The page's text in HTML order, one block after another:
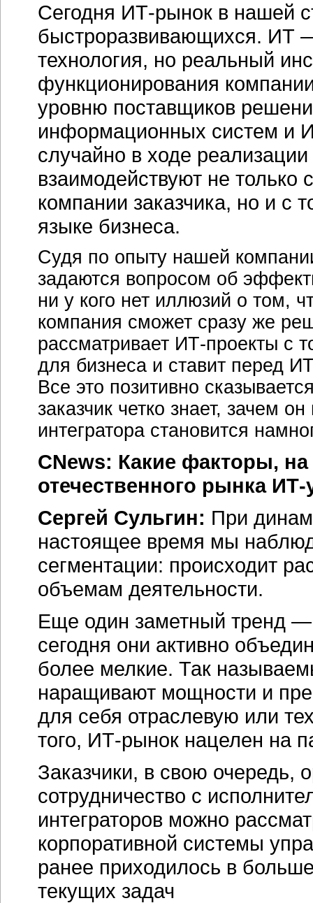
Сегодня ИТ-рынок в нашей
быстроразвивающихся. ИТ
технология, но реальный
функционирования
уровню поставщиков
информационных систем и
случайно в ходе
взаимодействуют не
компании заказчика, но и с
языке бизнеса.
Судя по опыту нашей
задаются вопросом об
ни у кого нет иллюзий о том,
компания сможет сразу же
рассматривает ИТ-проекты с
для бизнеса и ставит перед
Все это позитивно
заказчик четко знает, зачем
интегратора становится
CNews: Какие факторы,
отечественного рынка ИТ-
Сергей Сульгин: При
настоящее время мы
сегментации: происходит
объемам деятельности.
Еще один заметный тренд
сегодня они активно
более мелкие. Так
наращивают мощности и
для себя отраслевую или
того, ИТ-рынок нацелен на
Заказчики, в свою очередь,
сотрудничество с
интеграторов можно
корпоративной системы
ранее приходилось в
текущих задач